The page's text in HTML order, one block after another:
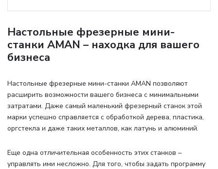
Настольные фрезерные мини-
станки AMAN – находка для вашего
бизнеса
Настольные фрезерные мини-станки AMAN позволяют
расширить возможности вашего бизнеса с минимальными
затратами. Даже самый маленький фрезерный станок этой
марки успешно справляется с обработкой дерева, пластика,
оргстекла и даже таких металлов, как латунь и алюминий.
Еще одна отличительная особенность этих станков –
управлять ими несложно. Для того, чтобы задать программу